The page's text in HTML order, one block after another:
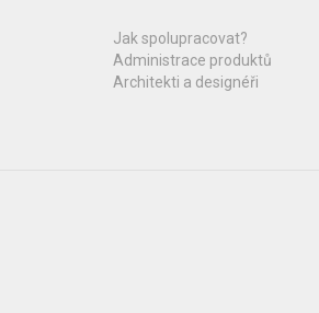
Jak spolupracovat?
Administrace produktů
Architekti a designéři